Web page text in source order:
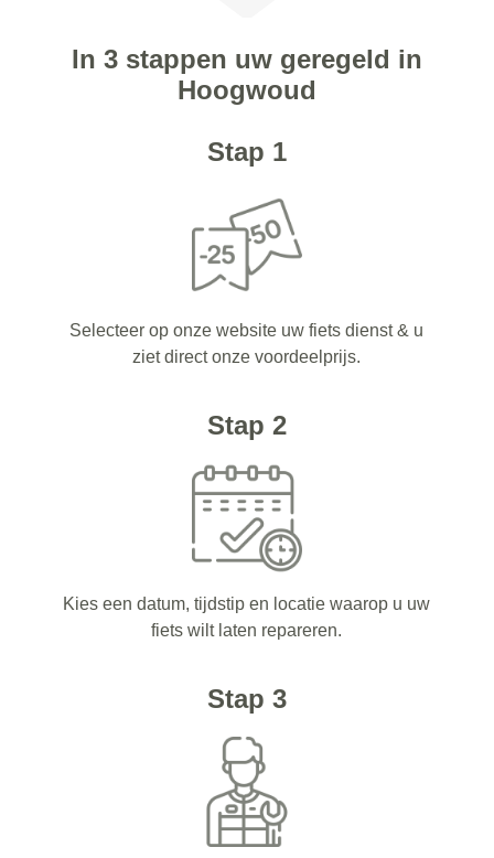
In 3 stappen uw geregeld in
Hoogwoud
Stap 1
Selecteer op onze website uw fiets dienst & u
ziet direct onze voordeelprijs.
Stap 2
Kies een datum, tijdstip en locatie waarop u uw
fiets wilt laten repareren.
Stap 3